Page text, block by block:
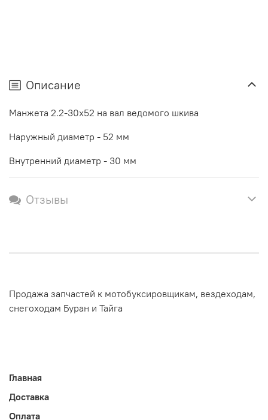
Описание
Манжета 2.2-30х52 на вал ведомого шкива
Наружный диаметр - 52 мм
Внутренний диаметр - 30 мм
Отзывы
Продажа запчастей к мотобуксировщикам, вездеходам,
снегоходам Буран и Тайга
Главная
Доставка
Оплата